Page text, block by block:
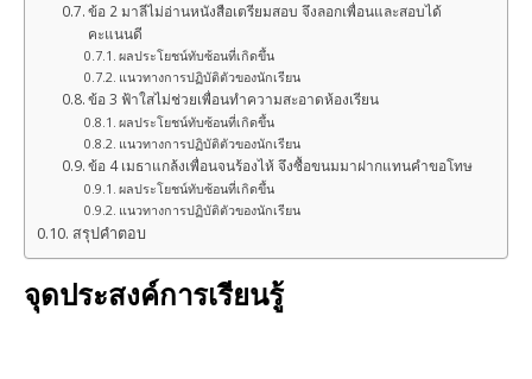
ข้อ 2 มาลีไม่อ่านหนังสือเตรียมสอบ จึงลอกเพื่อนและสอบได้
คะแนนดี
ผลประโยชน์ทับซ้อนที่เกิดขึ้น
แนวทางการปฏิบัติตัวของนักเรียน
ข้อ 3 ฟ้าใสไม่ช่วยเพื่อนทำความสะอาดห้องเรียน
ผลประโยชน์ทับซ้อนที่เกิดขึ้น
แนวทางการปฏิบัติตัวของนักเรียน
ข้อ 4 เมธาแกล้งเพื่อนจนร้องไห้ จึงซื้อขนมมาฝากแทนคำขอโทษ
ผลประโยชน์ทับซ้อนที่เกิดขึ้น
แนวทางการปฏิบัติตัวของนักเรียน
สรุปคำตอบ
จุดประสงค์การเรียนรู้